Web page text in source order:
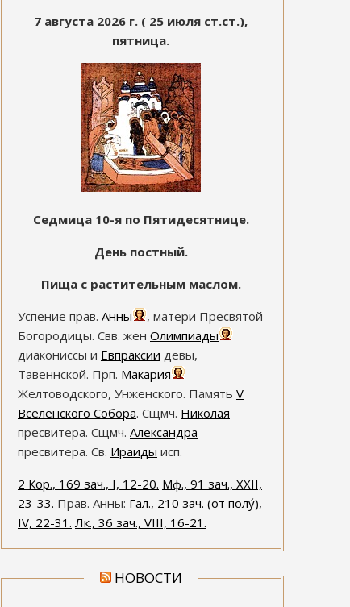
7 августа 2026 г. ( 25 июля ст.ст.),
пятница.
Седмица 10-я по Пятидесятнице.
День постный.
Пища с растительным маслом.
Успение прав. Анны
, матери Пресвятой
Богородицы. Свв. жен Олимпиады
диакониссы и Евпраксии девы,
Тавеннской. Прп. Макария
Желтоводского, Унженского. Память V
Вселенского Собора. Сщмч. Николая
пресвитера. Сщмч. Александра
пресвитера. Св. Ираиды исп.
2 Кор., 169 зач., I, 12-20. Мф., 91 зач., XXII,
23-33. Прав. Анны: Гал., 210 зач. (от полу́),
IV, 22-31. Лк., 36 зач., VIII, 16-21.
НОВОСТИ